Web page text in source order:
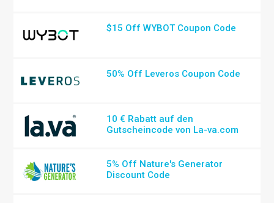
$15 Off WYBOT Coupon Code
50% Off Leveros Coupon Code
10 € Rabatt auf den
Gutscheincode von La-va.com
5% Off Nature's Generator
Discount Code